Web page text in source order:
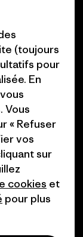
Plan du site
(toujours
pour
En
Vous
« Refuser
vos
sur
cookies et
pour plus